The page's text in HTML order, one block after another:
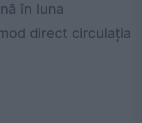
în luna
direct circulația